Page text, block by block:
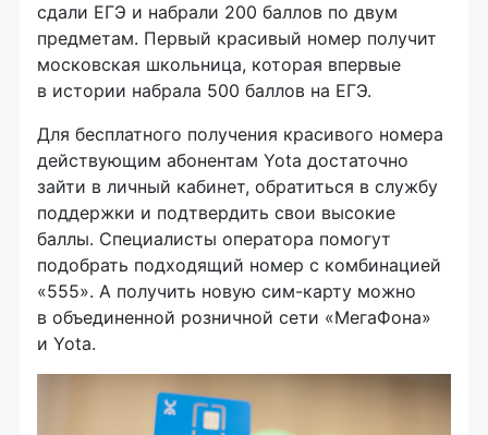
сдали ЕГЭ и набрали 200 баллов по двум
предметам. Первый красивый номер получит
московская школьница, которая впервые
в истории набрала 500 баллов на ЕГЭ.
Для бесплатного получения красивого номера
действующим абонентам Yota достаточно
зайти в личный кабинет, обратиться в службу
поддержки и подтвердить свои высокие
баллы. Специалисты оператора помогут
подобрать подходящий номер с комбинацией
«555». А получить новую сим-карту можно
в объединенной розничной сети «МегаФона»
и Yota.